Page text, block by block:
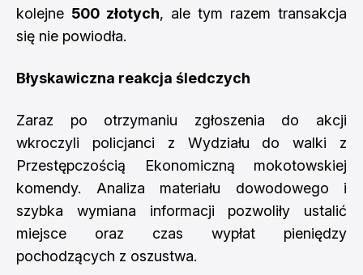
kolejne 500 złotych, ale tym razem transakcja
się nie powiodła.
Błyskawiczna reakcja śledczych
Zaraz po otrzymaniu zgłoszenia do akcji
wkroczyli policjanci z Wydziału do walki z
Przestępczością Ekonomiczną mokotowskiej
komendy. Analiza materiału dowodowego i
szybka wymiana informacji pozwoliły ustalić
miejsce oraz czas wypłat pieniędzy
pochodzących z oszustwa.